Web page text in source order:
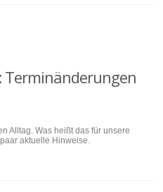
Terminänderungen
Alltag. Was heißt das für unsere
aktuelle Hinweise.